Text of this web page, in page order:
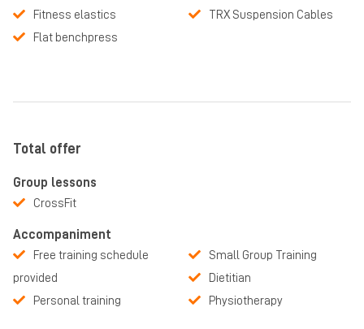
Fitness elastics
Flat benchpress
TRX Suspension Cables
Total offer
Group lessons
CrossFit
Accompaniment
Free training schedule
provided
Personal training
Small Group Training
Dietitian
Physiotherapy